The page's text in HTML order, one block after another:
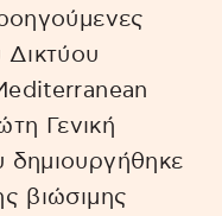
Δικτύου
Γενική
βιώσιμης